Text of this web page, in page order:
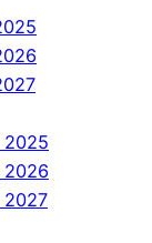
2025
2026
2027